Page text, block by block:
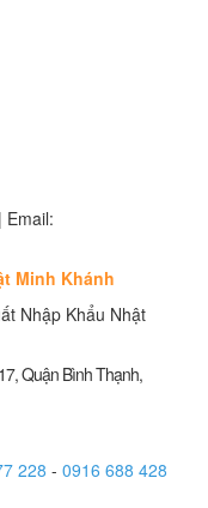
Email:
Minh Khánh
Nhập Khẩu Nhật
Quận Bình Thạnh,
228 - 0916 688 428